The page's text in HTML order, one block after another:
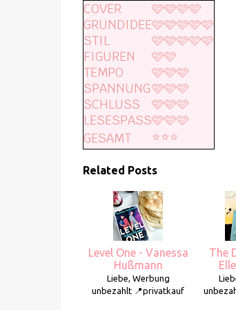
COVER
🩷🩷🩷🩷
GRUNDIDEE🩷🩷🩷🩷🩷
STIL
🩷🩷🩷🩷🩷
FIGUREN
🩷🩷
TEMPO
🩷🩷🩷
SPANNUNG🩷🩷🩷
SCHLUSS
🩷🩷🩷
LESESPASS🩷🩷🩷
GESAMT
⭐️⭐️⭐️
Related Posts
Level One - Vanessa
Hußmann
Liebe, Werbung
unbezahlt 📍privatkauf
The